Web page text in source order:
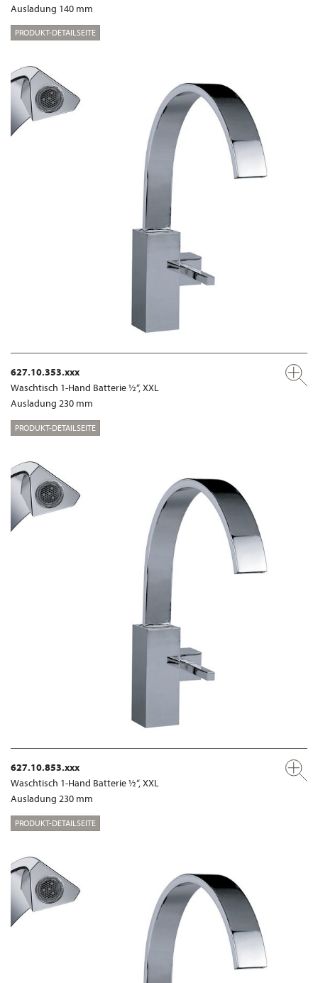
Ausladung 140 mm
PRODUKT-DETAILSEITE
627.10.353.xxx
Waschtisch 1-Hand Batterie ½“, XXL
Ausladung 230 mm
PRODUKT-DETAILSEITE
627.10.853.xxx
Waschtisch 1-Hand Batterie ½“, XXL
Ausladung 230 mm
PRODUKT-DETAILSEITE